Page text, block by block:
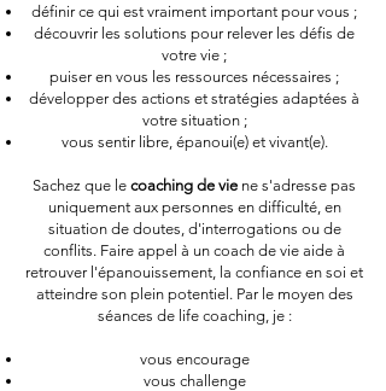
définir ce qui est vraiment important pour vous ;
découvrir les solutions pour relever les défis de
votre vie ;
puiser en vous les ressources nécessaires ;
développer des actions et stratégies adaptées à
votre situation ;
vous sentir libre, épanoui(e) et vivant(e).
Sachez que le coaching de vie ne s'adresse pas
uniquement aux personnes en difficulté, en
situation de doutes, d'interrogations ou de
conflits. Faire appel à un coach de vie aide à
retrouver l'épanouissement, la confiance en soi et
atteindre son plein potentiel. Par le moyen des
séances de life coaching, je :
vous encourage
vous challenge